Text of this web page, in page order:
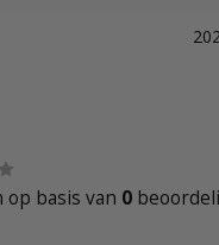
basis van 0